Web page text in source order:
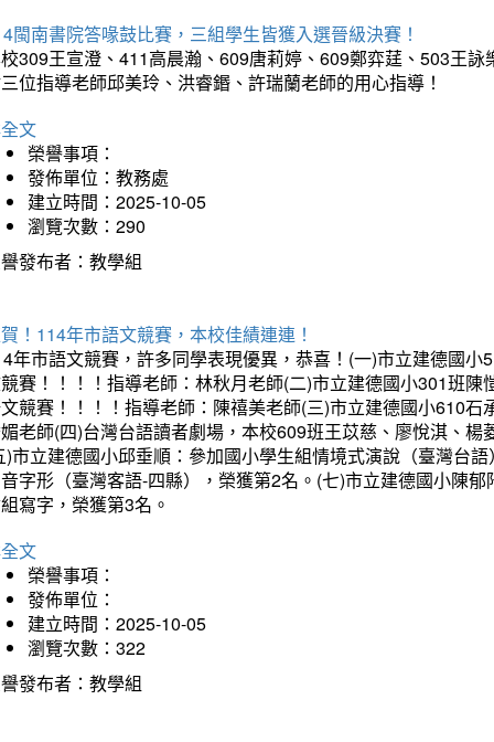
閩南書院答喙鼓比賽，三組學生皆獲入選晉級決賽！
309王宣澄、411高晨瀚、609唐莉婷、609鄭弈莛、503王
位指導老師邱美玲、洪睿鍲、許瑞蘭老師的用心指導！
文
榮譽事項：
發佈單位：教務處
建立時間：2025-10-05
瀏覽次數：290
發布者：教學組
！114年市語文競賽，本校佳績連連！
年市語文競賽，許多同學表現優異，恭喜！(一)市立建德國
賽！！！！指導老師：林秋月老師(二)市立建德國小301班
競賽！！！！指導老師：陳禧美老師(三)市立建德國小610
老師(四)台灣台語讀者劇場，本校609班王苡慈、廖悅淇、
)市立建德國小邱垂順：參加國小學生組情境式演說（臺灣台
字形（臺灣客語-四縣），榮獲第2名。(七)市立建德國小陳
寫字，榮獲第3名。
文
榮譽事項：
發佈單位：
建立時間：2025-10-05
瀏覽次數：322
發布者：教學組